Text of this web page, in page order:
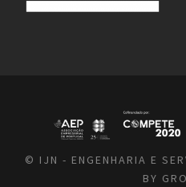
© IJN - ENGENHARIA E
BY